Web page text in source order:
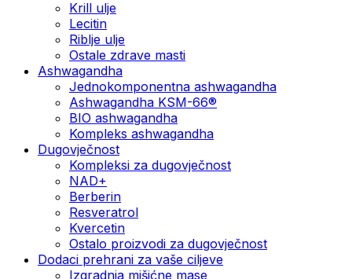
Krill ulje
Lecitin
Riblje ulje
Ostale zdrave masti
Ashwagandha
Jednokomponentna ashwagandha
Ashwagandha KSM-66®
BIO ashwagandha
Kompleks ashwagandha
Dugovječnost
Kompleksi za dugovječnost
NAD+
Berberin
Resveratrol
Kvercetin
Ostalo proizvodi za dugovječnost
Dodaci prehrani za vaše ciljeve
Izgradnja mišićne mase